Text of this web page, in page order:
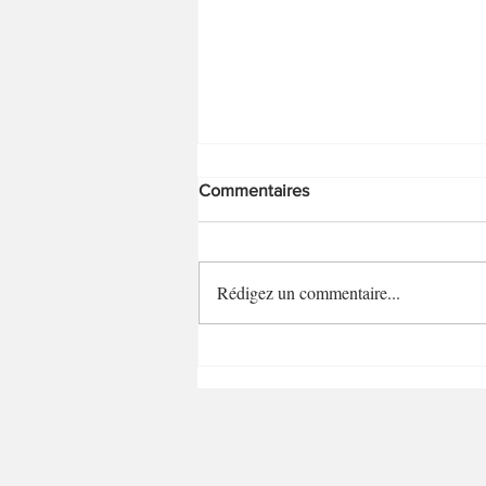
Mini-clafoutis aux cerises
Commentaires
Rédigez un commentaire...